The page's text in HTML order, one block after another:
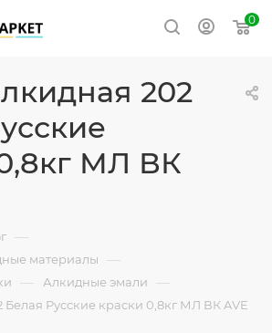
0
202
МЛ ВК
—
материалы —
— Алкидные эмали —
Белая Русские краски 0,8кг МЛ ВК AVE